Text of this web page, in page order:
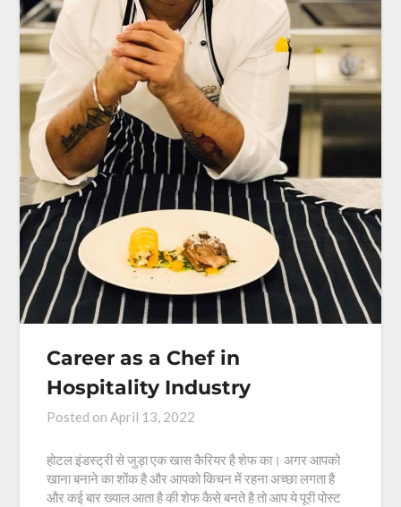
Career as a Chef in
Hospitality Industry
Posted onApril 13, 2022
होटल इंडस्ट्री से जुड़ा एक खास कैरियर है शेफ का। अगर आपको
खाना बनाने का शोंक है और आपको किचन में रहना अच्छा लगता है
और कई बार ख्याल आता है की शेफ कैसे बनते है तो आप ये पूरी पोस्ट